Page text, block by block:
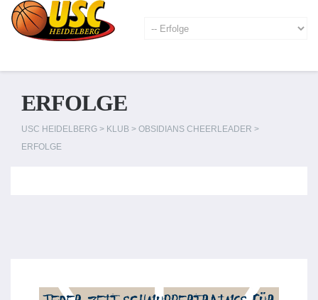
ERFOLGE
USC HEIDELBERG > KLUB > OBSIDIANS CHEERLEADER >
ERFOLGE